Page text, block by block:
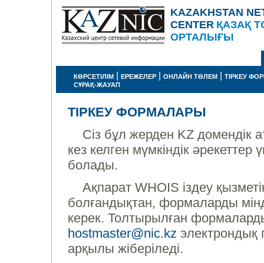
KAZAKHSTAN
CENTER ҚАЗАҚ
ОРТАЛЫҒЫ
КӨРСЕТІЛІМ ЕРЕЖЕЛЕР ОНЛАЙН ТӨЛЕМ
ТІРКЕУ
СҰРАҚ-ЖАУАП
ТІРКЕУ ФОРМАЛАРЫ
Сіз бұл жерден KZ домендік
кез келген мүмкіндік
болады.
Ақпарат WHOIS іздеу
болғандықтан, формаларды
керек. Толтырылған
hostmaster@nic.kz
арқылы жіберіледі.